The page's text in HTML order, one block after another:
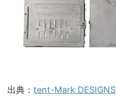
出典： tent-Mark DESIGNS